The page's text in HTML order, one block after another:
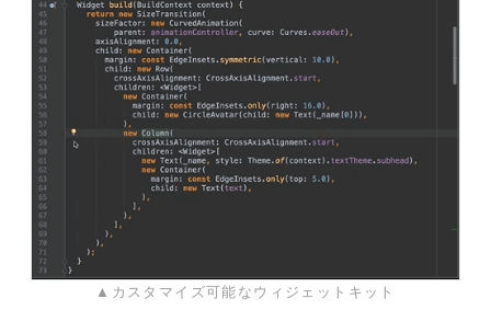
▲カスタマイズ可能なウィジェットキット